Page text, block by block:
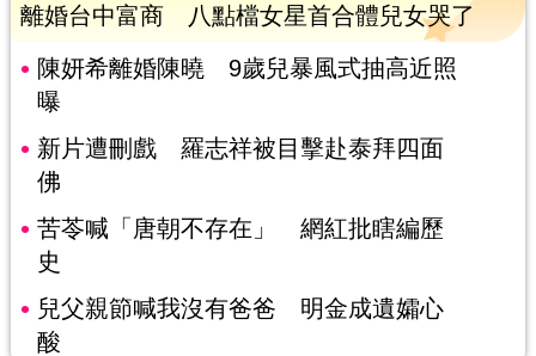
離婚台中富商 八點檔女星首合體兒女哭了
陳妍希離婚陳曉 9歲兒暴風式抽高近照
曝
新片遭刪戲 羅志祥被目擊赴泰拜四面
佛
苦苓喊「唐朝不存在」 網紅批瞎編歷
史
兒父親節喊我沒有爸爸 明金成遺孀心
酸